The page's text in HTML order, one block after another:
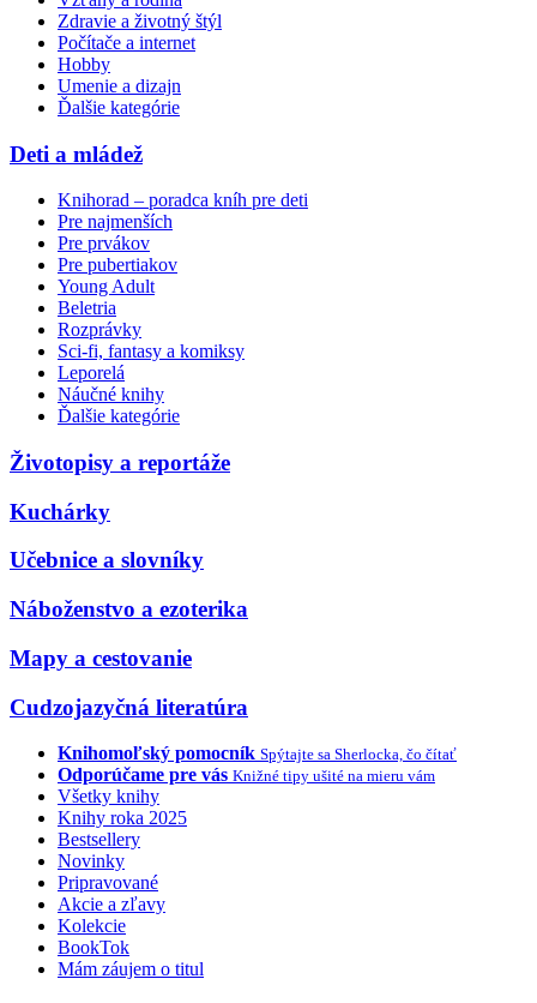
Zdravie a životný štýl
Počítače a internet
Hobby
Umenie a dizajn
Ďalšie kategórie
Deti a mládež
Knihorad – poradca kníh pre deti
Pre najmenších
Pre prvákov
Pre pubertiakov
Young Adult
Beletria
Rozprávky
Sci-fi, fantasy a komiksy
Leporelá
Náučné knihy
Ďalšie kategórie
Životopisy a reportáže
Kuchárky
Učebnice a slovníky
Náboženstvo a ezoterika
Mapy a cestovanie
Cudzojazyčná literatúra
Knihomoľský pomocník Spýtajte sa Sherlocka, čo čítať
Odporúčame pre vás Knižné tipy ušité na mieru vám
Všetky knihy
Knihy roka 2025
Bestsellery
Novinky
Pripravované
Akcie a zľavy
Kolekcie
BookTok
Mám záujem o titul